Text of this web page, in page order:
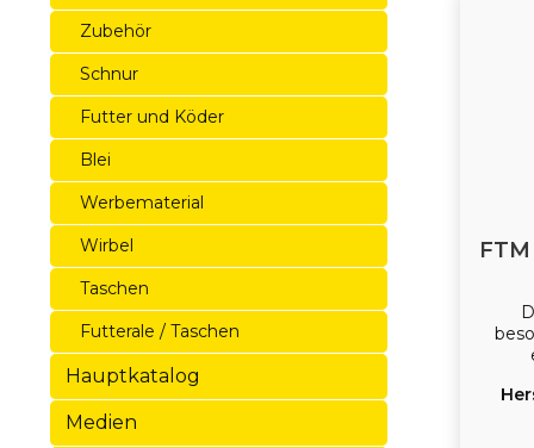
Zubehör
Schnur
Futter und Köder
Blei
Werbematerial
Wirbel
Taschen
Futterale / Taschen
Hauptkatalog
Medien